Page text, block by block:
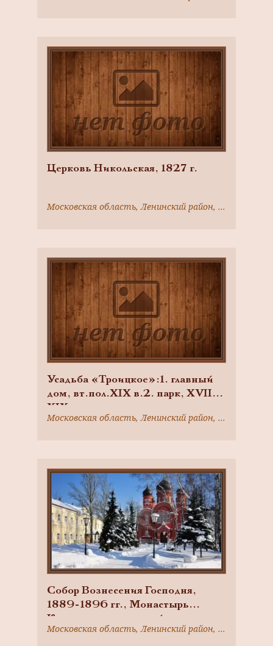
Церковь Никольская, 1827 г.
Московская область, Ленинский район, село Ермолино
Усадьба «Троицкое»:1. главный
дом, вт.пол.XIX в.2. парк, XVIII-
XIX вв.
Московская область, Ленинский район, пос. Измайлово
Собор Вознесения Господня,
1889-1896 гг., Монастырь
Крестовоздвиженский
Иерусалимский
Московская область, Ленинский район, пос. Лукино